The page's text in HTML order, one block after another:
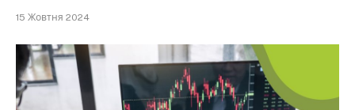
15 Жовтня 2024